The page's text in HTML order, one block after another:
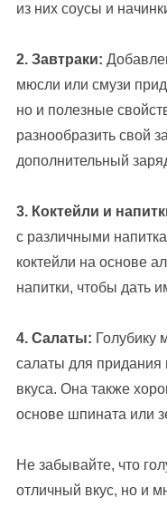
из них соусы и
2. Завтраки:
мюсли или смузи
но и полезные
разнообразить свой
дополнительный
3. Коктейли и
с различными
коктейли на основе
напитки, чтобы дать
4. Салаты: Голубику
салаты для придания
вкуса. Она также
основе шпината или
Не забывайте, что
отличный вкус, но и